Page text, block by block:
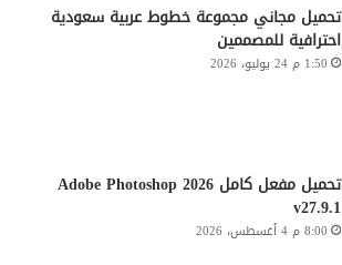
تحميل مجاني مجموعة خطوط عربية سعودية
احترافية للمصممين
1:50 م 24 يوليو، 2026
تحميل مفعل كامل Adobe Photoshop 2026
v27.9.1
8:00 م 4 أغسطس، 2026